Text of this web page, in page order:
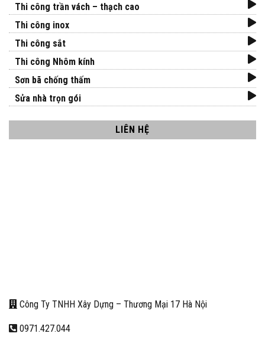
Thi công trần vách – thạch cao
Thi công inox
Thi công sắt
Thi công Nhôm kính
Sơn bã chống thấm
Sửa nhà trọn gói
LIÊN HỆ
Công Ty TNHH Xây Dựng – Thương Mại 17 Hà Nội
0971.427.044